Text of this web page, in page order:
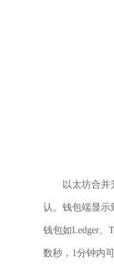
以太坊合并
认。钱包端显示
钱包如Ledger、
数秒，1分钟内可